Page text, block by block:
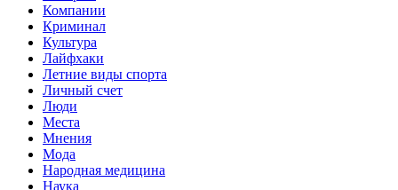
Компании
Криминал
Культура
Лайфхаки
Летние виды спорта
Личный счет
Люди
Места
Мнения
Мода
Народная медицина
Наука